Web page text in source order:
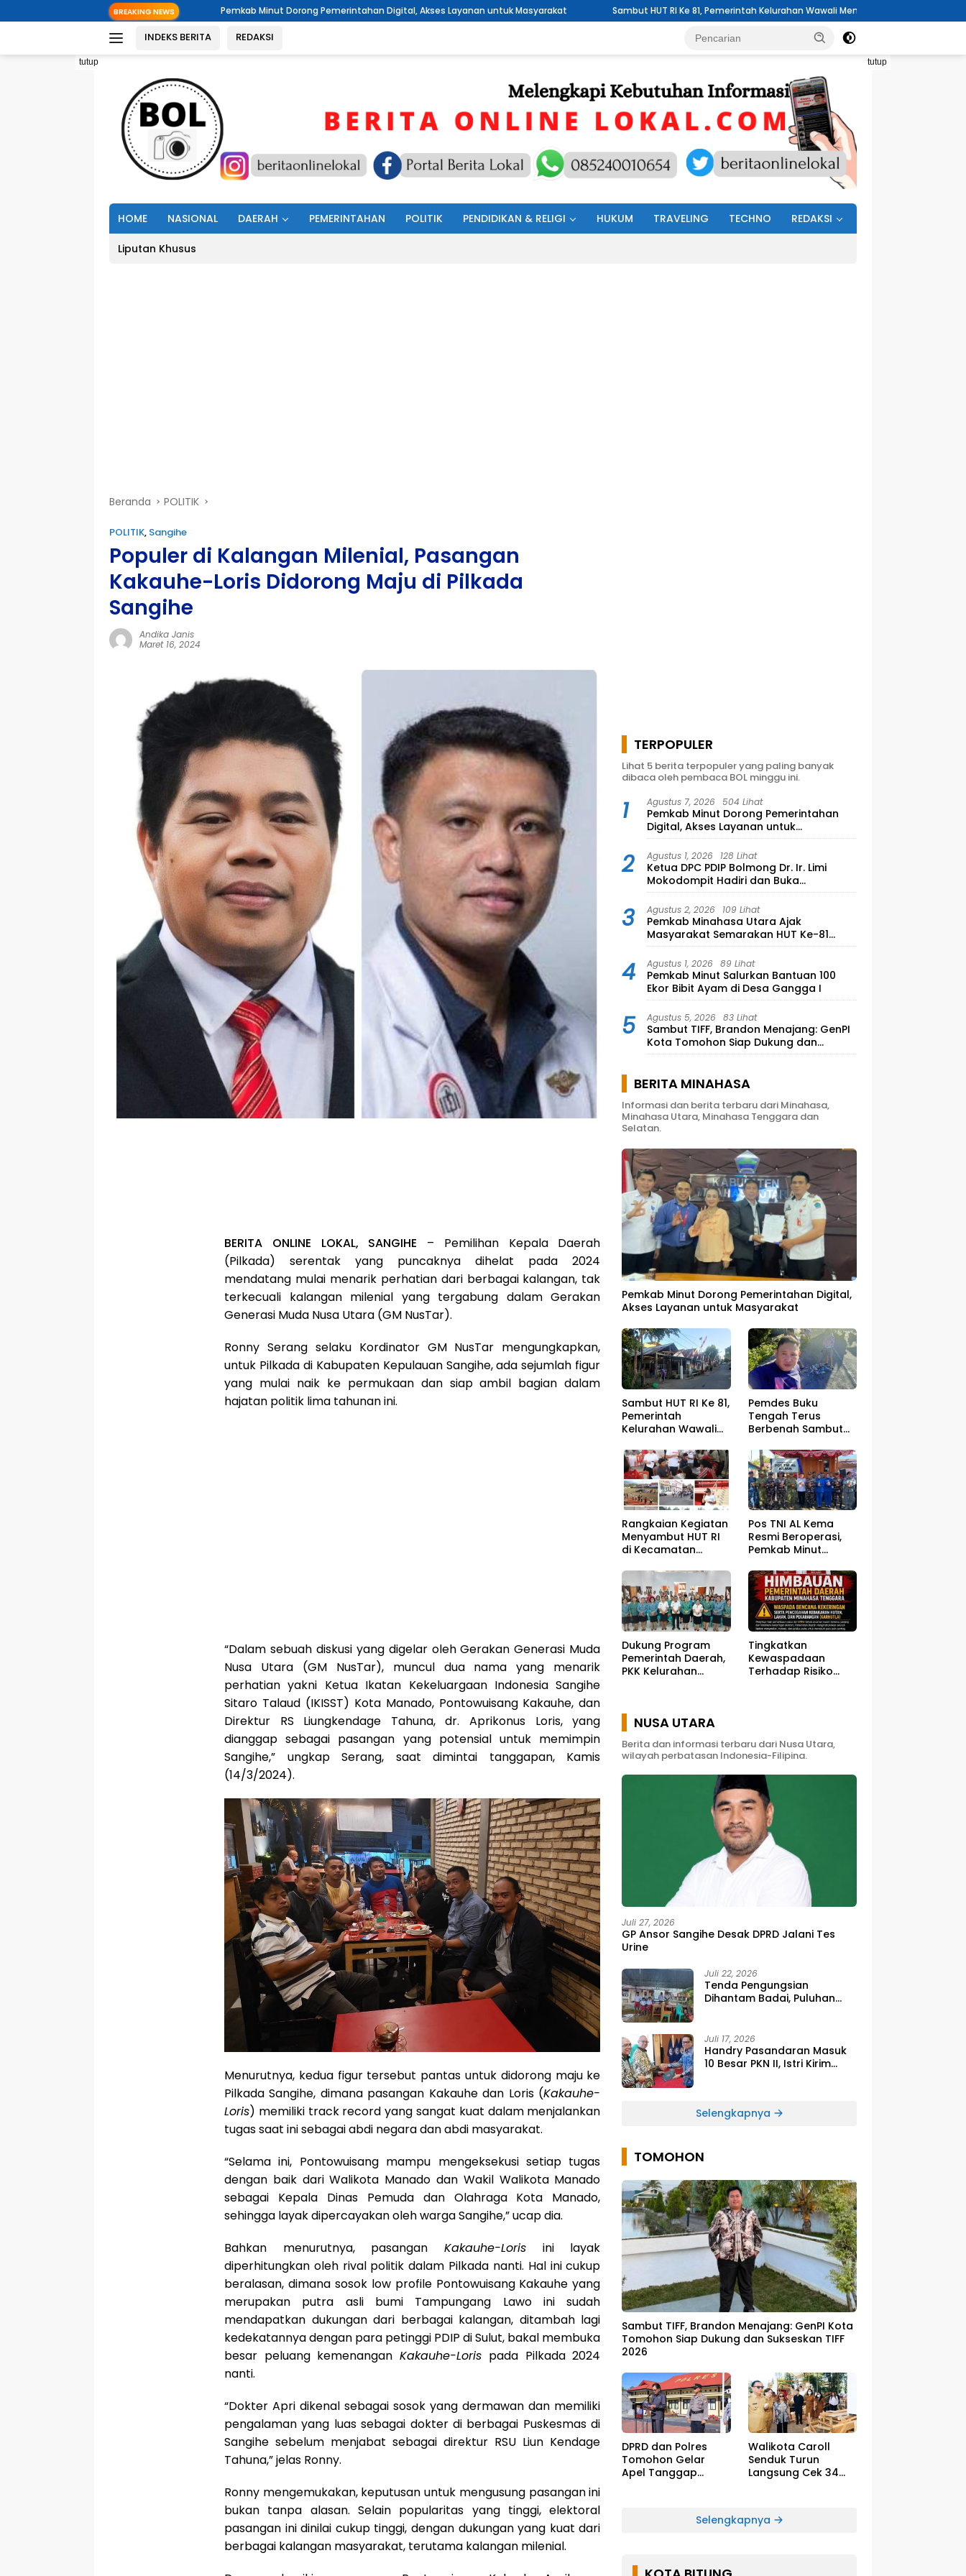
ke
BREAKING NEWS
Pemkab Minut Dorong Pemerintahan Digital, Akses Layanan untuk Masyarakat Sambut HUT RI Ke 81, Pemerintah Kelurahan Wawali Mengelar Jumat Bersih
INDEKS BERITA REDAKSI
tutup tutup
HOME NASIONAL DAERAH PEMERINTAHAN POLITIK PENDIDIKAN & RELIGI HUKUM TRAVELING TECHNO REDAKSI
Liputan Khusus
Beranda POLITIK
POLITIK, Sangihe
Populer di Kalangan Milenial, Pasangan
Kakauhe-Loris Didorong Maju di Pilkada
Sangihe
Andika Janis
Maret 16, 2024
BERITA ONLINE LOKAL, SANGIHE – Pemilihan Kepala Daerah
(Pilkada) serentak yang puncaknya dihelat pada 2024
mendatang mulai menarik perhatian dari berbagai kalangan, tak
terkecuali kalangan milenial yang tergabung dalam Gerakan
Generasi Muda Nusa Utara (GM NusTar).
Ronny Serang selaku Kordinator GM NusTar mengungkapkan,
untuk Pilkada di Kabupaten Kepulauan Sangihe, ada sejumlah figur
yang mulai naik ke permukaan dan siap ambil bagian dalam
hajatan politik lima tahunan ini.
“Dalam sebuah diskusi yang digelar oleh Gerakan Generasi Muda
Nusa Utara (GM NusTar), muncul dua nama yang menarik
perhatian yakni Ketua Ikatan Kekeluargaan Indonesia Sangihe
Sitaro Talaud (IKISST) Kota Manado, Pontowuisang Kakauhe, dan
Direktur RS Liungkendage Tahuna, dr. Aprikonus Loris, yang
dianggap sebagai pasangan yang potensial untuk memimpin
Sangihe,” ungkap Serang, saat dimintai tanggapan, Kamis
(14/3/2024).
Menurutnya, kedua figur tersebut pantas untuk didorong maju ke
Pilkada Sangihe, dimana pasangan Kakauhe dan Loris (Kakauhe-
Loris) memiliki track record yang sangat kuat dalam menjalankan
tugas saat ini sebagai abdi negara dan abdi masyarakat.
“Selama ini, Pontowuisang mampu mengeksekusi setiap tugas
dengan baik dari Walikota Manado dan Wakil Walikota Manado
sebagai Kepala Dinas Pemuda dan Olahraga Kota Manado,
sehingga layak dipercayakan oleh warga Sangihe,” ucap dia.
Bahkan menurutnya, pasangan Kakauhe-Loris ini layak
diperhitungkan oleh rival politik dalam Pilkada nanti. Hal ini cukup
beralasan, dimana sosok low profile Pontowuisang Kakauhe yang
merupakan putra asli bumi Tampungang Lawo ini sudah
mendapatkan dukungan dari berbagai kalangan, ditambah lagi
kedekatannya dengan para petinggi PDIP di Sulut, bakal membuka
besar peluang kemenanganKakauhe-Loris pada Pilkada 2024
nanti.
“Dokter Apri dikenal sebagai sosok yang dermawan dan memiliki
pengalaman yang luas sebagai dokter di berbagai Puskesmas di
Sangihe sebelum menjabat sebagai direktur RSU Liun Kendage
Tahuna,” jelas Ronny.
Ronny mengemukakan, keputusan untuk mengusung pasangan ini
bukan tanpa alasan. Selain popularitas yang tinggi, elektoral
pasangan ini dinilai cukup tinggi, dengan dukungan yang kuat dari
berbagai kalangan masyarakat, terutama kalangan milenial.
TERPOPULER
Lihat 5 berita terpopuler yang paling banyak
dibaca oleh pembaca BOL minggu ini.
1 Agustus 7, 2026 504 Lihat
Pemkab Minut Dorong Pemerintahan
Digital, Akses Layanan untuk
Masyarakat
2 Agustus 1, 2026 128 Lihat
Ketua DPC PDIP Bolmong Dr. Ir. Limi
Mokodompit Hadiri dan Buka
Musyawarah Ranting Se-Kecamatan
Lolayan
3 Agustus 2, 2026 109 Lihat
Pemkab Minahasa Utara Ajak
Masyarakat Semarakan HUT Ke-81
Kemerdekaan RI
4 Agustus 1, 2026 89 Lihat
Pemkab Minut Salurkan Bantuan 100
Ekor Bibit Ayam di Desa Gangga I
5 Agustus 5, 2026 83 Lihat
Sambut TIFF, Brandon Menajang: ​GenPI
Kota Tomohon Siap Dukung dan
Sukseskan TIFF 2026
BERITA MINAHASA
Informasi dan berita terbaru dari Minahasa,
Minahasa Utara, Minahasa Tenggara dan
Selatan.
Pemkab Minut Dorong Pemerintahan Digital,
Akses Layanan untuk Masyarakat
Sambut HUT RI Ke 81,
Pemerintah
Kelurahan Wawali
Bersih
Pemdes Buku
Tengah Terus
Berbenah Sambut
Rangkaian Kegiatan
Menyambut HUT RI
di Kecamatan
Buka
Pos TNI AL Kema
Resmi Beroperasi,
Pemkab Minut
Perlindungan
Nelayan Meningkat
Dukung Program
Pemerintah Daerah,
PKK Kelurahan
Pemberdayaan
Masyarakat
Tingkatkan
Kewaspadaan
Terhadap Risiko
NUSA UTARA
Berita dan informasi terbaru dari Nusa Utara,
wilayah perbatasan Indonesia-Filipina.
Juli 27, 2026
GP Ansor Sangihe Desak DPRD Jalani Tes
Urine
Juli 22, 2026
Tenda Pengungsian
Dihantam Badai, Puluhan
Juli 17, 2026
Handry Pasandaran Masuk
10 Besar PKN II, Istri Kirim
Selengkapnya
TOMOHON
Sambut TIFF, Brandon Menajang: ​GenPI Kota
Tomohon Siap Dukung dan Sukseskan TIFF
2026
DPRD dan Polres
Tomohon Gelar
Apel Tanggap
Walikota Caroll
Senduk Turun
Langsung Cek 34
Selengkapnya